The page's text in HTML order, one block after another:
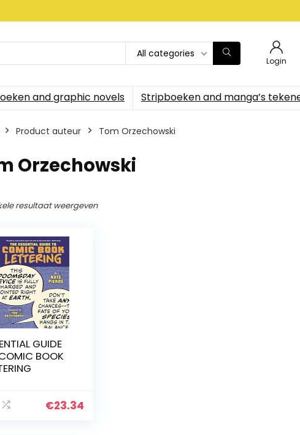
All categories
Login
and graphic novels Stripboeken and manga’s
Product auteur Tom Orzechowski
Orzechowski
resultaat weergeven
GUIDE
BOOK
€23.34